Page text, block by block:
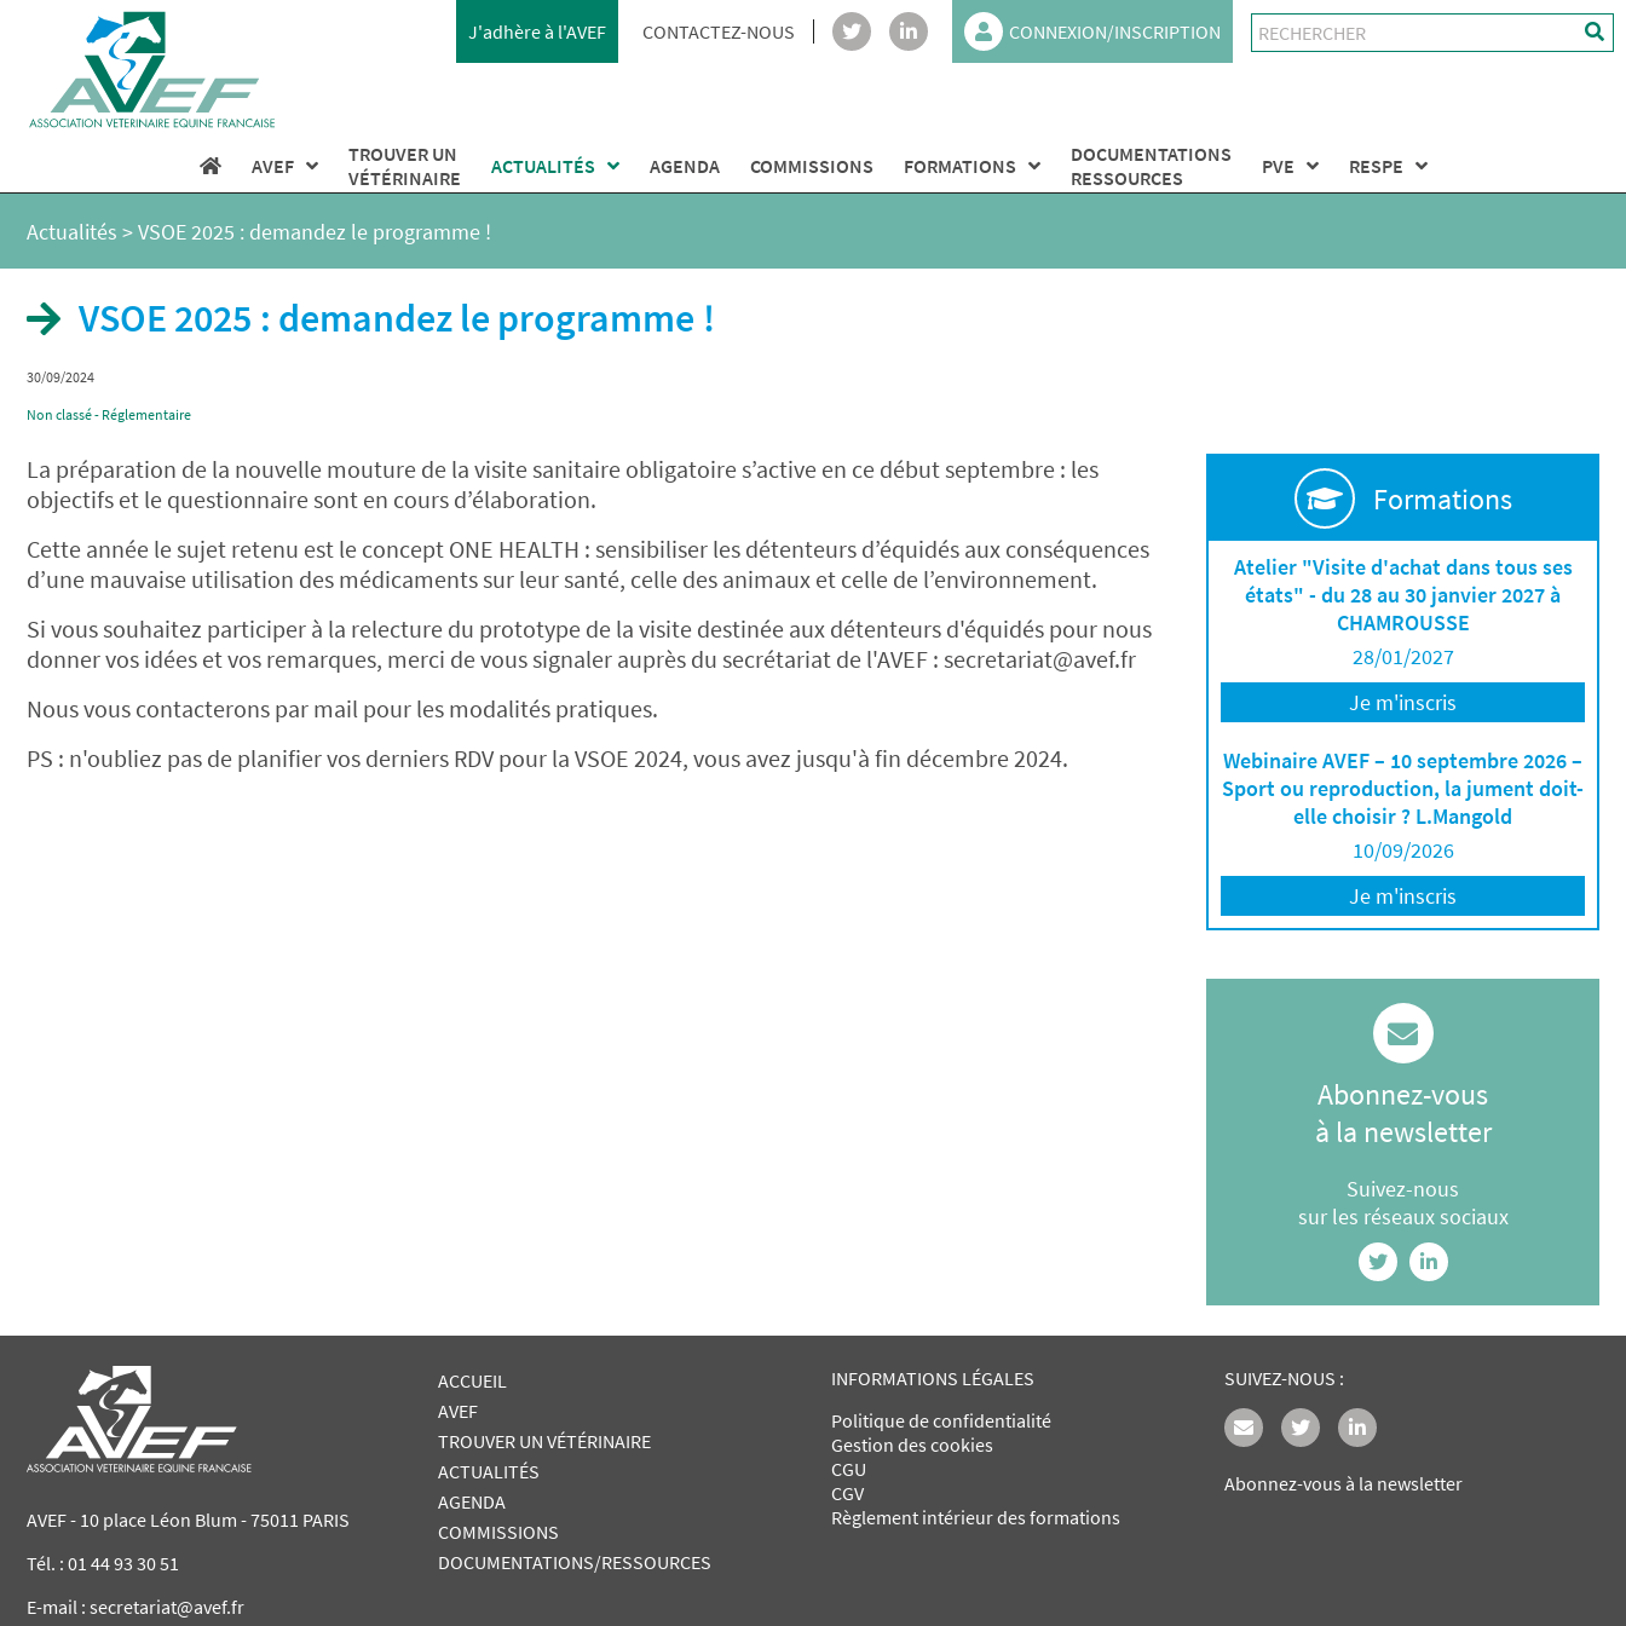
J'adhère à l'AVEF CONTACTEZ-NOUS CONNEXION/INSCRIPTION
AVEF
TROUVER UN
VÉTÉRINAIRE
ACTUALITÉS AGENDA COMMISSIONS FORMATIONS
DOCUMENTATIONS
RESSOURCES
PVE RESPE
Actualités >VSOE 2025 : demandez le programme !
VSOE 2025 : demandez le programme !
30/09/2024
Non classé - Réglementaire
La préparation de la nouvelle mouture de la visite sanitaire obligatoire s’active en ce début septembre : les
objectifs et le questionnaire sont en cours d’élaboration.
Cette année le sujet retenu est le concept ONE HEALTH : sensibiliser les détenteurs d’équidés aux conséquences
d’une mauvaise utilisation des médicaments sur leur santé, celle des animaux et celle de l’environnement.
Si vous souhaitez participer à la relecture du prototype de la visite destinée aux détenteurs d'équidés pour nous
donner vos idées et vos remarques, merci de vous signaler auprès du secrétariat de l'AVEF : secretariat@avef.fr
Nous vous contacterons par mail pour les modalités pratiques.
PS : n'oubliez pas de planifier vos derniers RDV pour la VSOE 2024, vous avez jusqu'à fin décembre 2024.
Formations
Atelier "Visite d'achat dans tous ses
états" - du 28 au 30 janvier 2027 à
CHAMROUSSE
28/01/2027
Je m'inscris
Webinaire AVEF – 10 septembre 2026 –
Sport ou reproduction, la jument doit-
elle choisir ? L.Mangold
10/09/2026
Je m'inscris
Abonnez-vous
à la newsletter
Suivez-nous
sur les réseaux sociaux
AVEF - 10 place Léon Blum - 75011 PARIS
Tél. : 01 44 93 30 51
E-mail : secretariat@avef.fr
ACCUEIL
AVEF
TROUVER UN VÉTÉRINAIRE
ACTUALITÉS
AGENDA
COMMISSIONS
DOCUMENTATIONS/RESSOURCES
INFORMATIONS LÉGALES
Politique de confidentialité
Gestion des cookies
CGU
CGV
Règlement intérieur des formations
SUIVEZ-NOUS :
Abonnez-vous à la newsletter